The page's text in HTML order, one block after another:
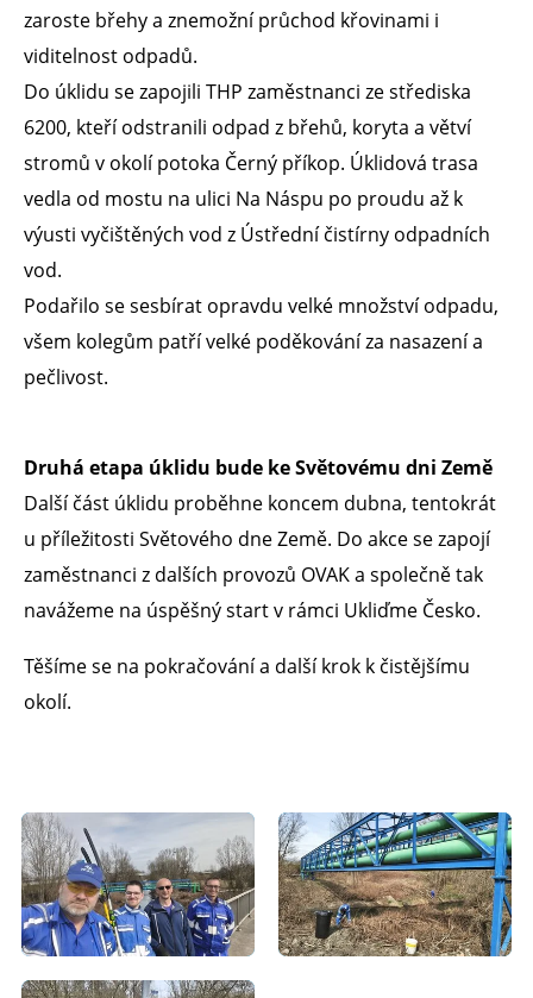
zaroste břehy a znemožní průchod křovinami i
viditelnost odpadů.
Do úklidu se zapojili THP zaměstnanci ze střediska
6200, kteří odstranili odpad z břehů, koryta a větví
stromů v okolí potoka Černý příkop. Úklidová trasa
vedla od mostu na ulici Na Náspu po proudu až k
výusti vyčištěných vod z Ústřední čistírny odpadních
vod.
Podařilo se sesbírat opravdu velké množství odpadu,
všem kolegům patří velké poděkování za nasazení a
pečlivost.
Druhá etapa úklidu bude ke Světovému dni Země
Další část úklidu proběhne koncem dubna, tentokrát
u příležitosti Světového dne Země. Do akce se zapojí
zaměstnanci z dalších provozů OVAK a společně tak
navážeme na úspěšný start v rámci Ukliďme Česko.
Těšíme se na pokračování a další krok k čistějšímu
okolí.